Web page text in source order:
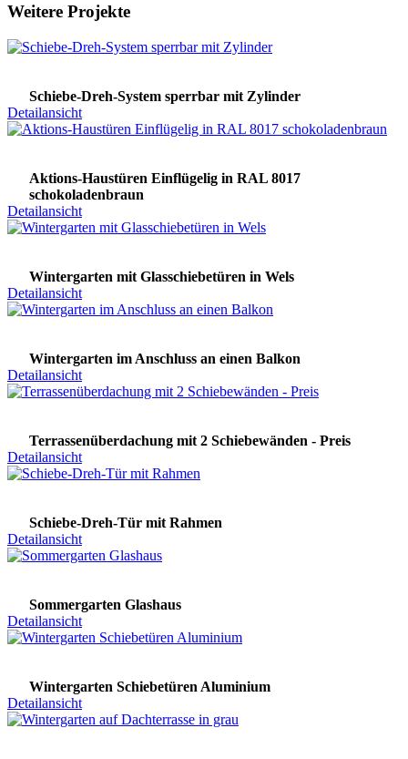
Weitere Projekte
Schiebe-Dreh-System sperrbar mit Zylinder
Detailansicht
Aktions-Haustüren Einflügelig in RAL 8017
schokoladenbraun
Detailansicht
Wintergarten mit Glasschiebetüren in Wels
Detailansicht
Wintergarten im Anschluss an einen Balkon
Detailansicht
Terrassenüberdachung mit 2 Schiebewänden - Preis
Detailansicht
Schiebe-Dreh-Tür mit Rahmen
Detailansicht
Sommergarten Glashaus
Detailansicht
Wintergarten Schiebetüren Aluminium
Detailansicht